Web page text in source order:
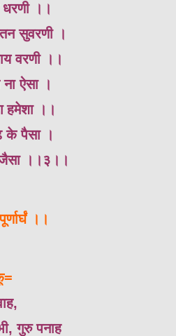
धरणी ।।
सुवरणी ।
वरणी ।।
ऐसा ।
हमेशा ।।
के पैसा ।
।।३।।
।।
गुरु पनाह